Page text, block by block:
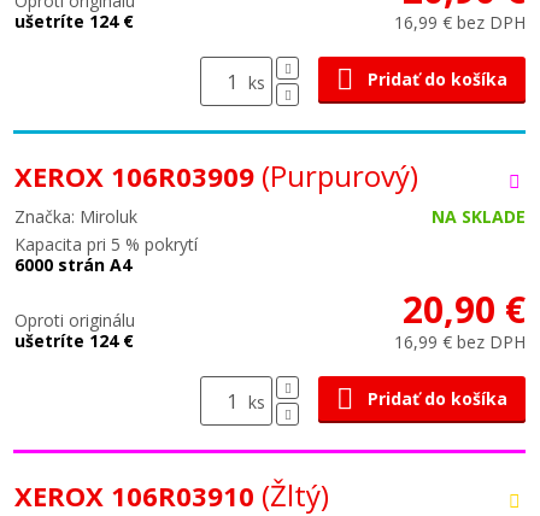
ušetríte 124 €
16,99 € bez DPH
ks Pridať do košíka
XEROX 106R03909 (Purpurový)
Značka: Miroluk
NA SKLADE
Kapacita pri 5 % pokrytí
6000 strán A4
Oproti originálu
ušetríte 124 €
20,90 €
16,99 € bez DPH
ks Pridať do košíka
XEROX 106R03910 (Žltý)